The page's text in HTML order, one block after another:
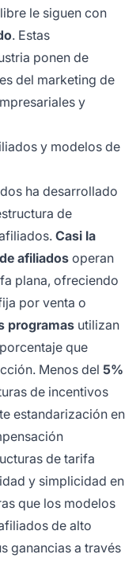
le siguen con
. Estas
ponen de
del marketing de
y
y modelos de
ha desarrollado
de
Casi la
afiliados operan
plana, ofreciendo
por venta o
programas utilizan
que
Menos del 5%
de incentivos
estandarización en
de tarifa
y simplicidad en
que los modelos
de alto
ganancias a través